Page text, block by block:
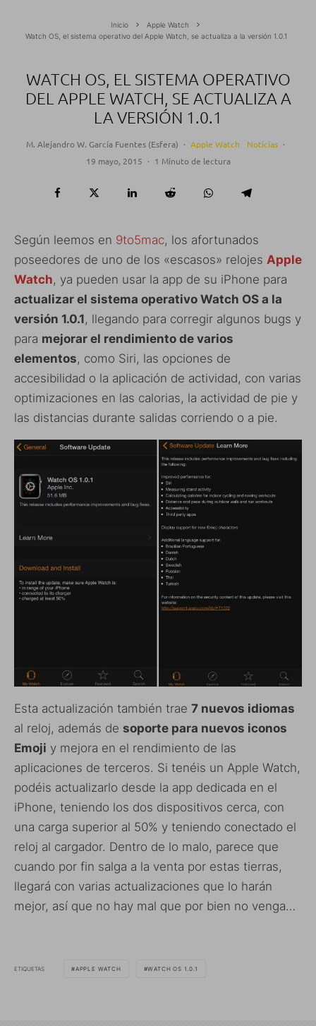
Inicio
Apple Watch
Watch OS, el sistema operativo del Apple Watch, se actualiza a la versión 1.0.1
WATCH OS, EL SISTEMA OPERATIVO
DEL APPLE WATCH, SE ACTUALIZA A
LA VERSIÓN 1.0.1
M. Alejandro W. García Fuentes (Esfera) · Apple Watch Noticias ·
19 mayo, 2015 · 1 Minuto de lectura
Según leemos en 9to5mac, los afortunados
poseedores de uno de los «escasos» relojes Apple
Watch, ya pueden usar la app de su iPhone para
actualizar el sistema operativo Watch OS a la
versión 1.0.1, llegando para corregir algunos bugs y
para mejorar el rendimiento de varios
elementos, como Siri, las opciones de
accesibilidad o la aplicación de actividad, con varias
optimizaciones en las calorias, la actividad de pie y
las distancias durante salidas corriendo o a pie.
Esta actualización también trae 7 nuevos idiomas
al reloj, además de soporte para nuevos iconos
Emoji y mejora en el rendimiento de las
aplicaciones de terceros. Si tenéis un Apple Watch,
podéis actualizarlo desde la app dedicada en el
iPhone, teniendo los dos dispositivos cerca, con
una carga superior al 50% y teniendo conectado el
reloj al cargador. Dentro de lo malo, parece que
cuando por fin salga a la venta por estas tierras,
llegará con varias actualizaciones que lo harán
mejor, así que no hay mal que por bien no venga…
ETIQUETAS APPLE WATCH WATCH OS 1.0.1